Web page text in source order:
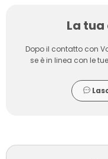
La
Dopo il contatto con
se è in linea con le